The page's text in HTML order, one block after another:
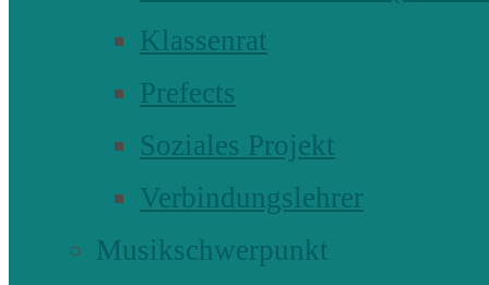
Klassenrat
Prefects
Soziales Projekt
Verbindungslehrer
Musikschwerpunkt